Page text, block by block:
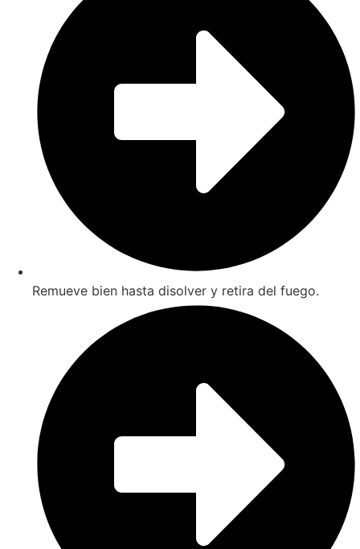
Remueve bien hasta disolver y retira del fuego.